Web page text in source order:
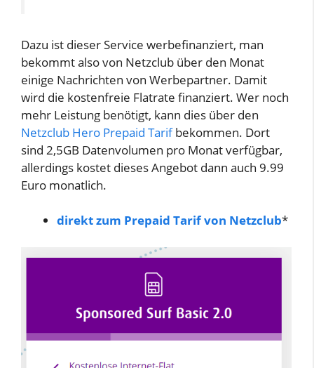
Dazu ist dieser Service werbefinanziert, man
bekommt also von Netzclub über den Monat
einige Nachrichten von Werbepartner. Damit
wird die kostenfreie Flatrate finanziert. Wer noch
mehr Leistung benötigt, kann dies über den
Netzclub Hero Prepaid Tarifbekommen. Dort
sind 2,5GB Datenvolumen pro Monat verfügbar,
allerdings kostet dieses Angebot dann auch 9.99
Euro monatlich.
direkt zum Prepaid Tarif von Netzclub*